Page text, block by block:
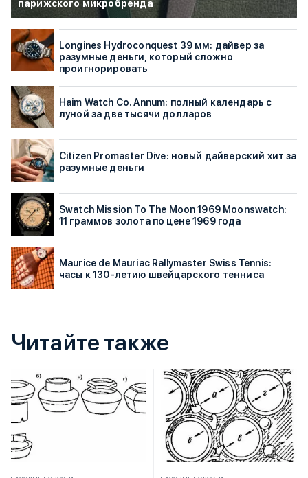
парижского микробренда
Longines Hydroconquest 39 мм: дайвер за
разумные деньги, который сложно
проигнорировать
Haim Watch Co. Annum: полный календарь с
луной за две тысячи долларов
Citizen Promaster Dive: новый дайверский хит за
разумные деньги
Swatch Mission To The Moon 1969 Moonswatch:
11 граммов золота по цене 1969 года
Maurice de Mauriac Rallymaster Swiss Tennis:
часы к 130-летию швейцарского тенниса
Читайте также